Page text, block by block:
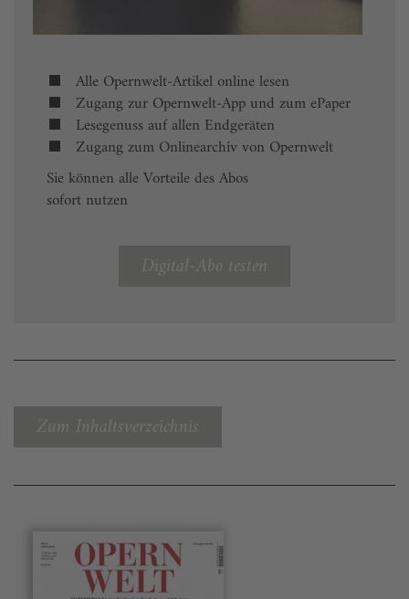
Alle Opernwelt-Artikel online lesen
Zugang zur Opernwelt-App und zum ePaper
Lesegenuss auf allen Endgeräten
Zugang zum Onlinearchiv von Opernwelt
Sie können alle Vorteile des Abos
sofort nutzen
Digital-Abo testen
Zum Inhaltsverzeichnis